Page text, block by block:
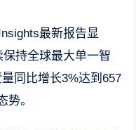
最新报告显
持全球最大单一智
同比增长3%达到657
势。